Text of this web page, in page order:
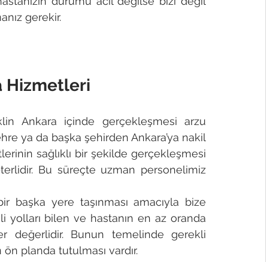
gerekir.
Hizmetleri
Ankara içinde gerçekleşmesi arzu
ya da başka şehirden Ankara’ya nakil
sağlıklı bir şekilde gerçekleşmesi
Bu süreçte uzman personelimiz
başka yere taşınması amacıyla bize
yolları bilen ve hastanın en az oranda
değerlidir. Bunun temelinde gerekli
planda tutulması vardır.